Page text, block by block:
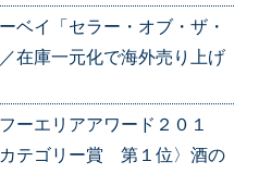
ベイ「セラー・オブ・ザ・
在庫一元化で海外売り上げ
ーエリアアワード２０１
テゴリー賞 第１位〉酒の